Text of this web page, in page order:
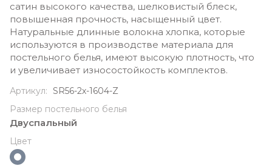
сатин высокого качества, шелковистый блеск,
повышенная прочность, насыщенный цвет.
Натуральные длинные волокна хлопка, которые
используются в производстве материала для
постельного белья, имеют высокую плотность, что
и увеличивает износостойкость комплектов.
Артикул: SR56-2х-1604-Z
Размер постельного белья
Двуспальный
Цвет